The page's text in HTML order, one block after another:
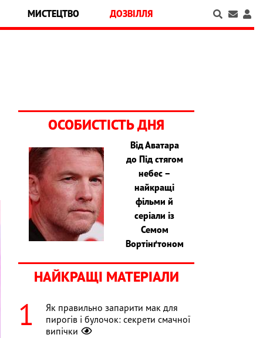
МИСТЕЦТВО ДОЗВІЛЛЯ
ОСОБИСТІСТЬ ДНЯ
Від Аватара
до Під стягом
небес –
найкращі
фільми й
серіали із
Семом
Вортінґтоном
НАЙКРАЩІ МАТЕРІАЛИ
Як правильно запарити мак для
пирогів і булочок: секрети смачної
випічки